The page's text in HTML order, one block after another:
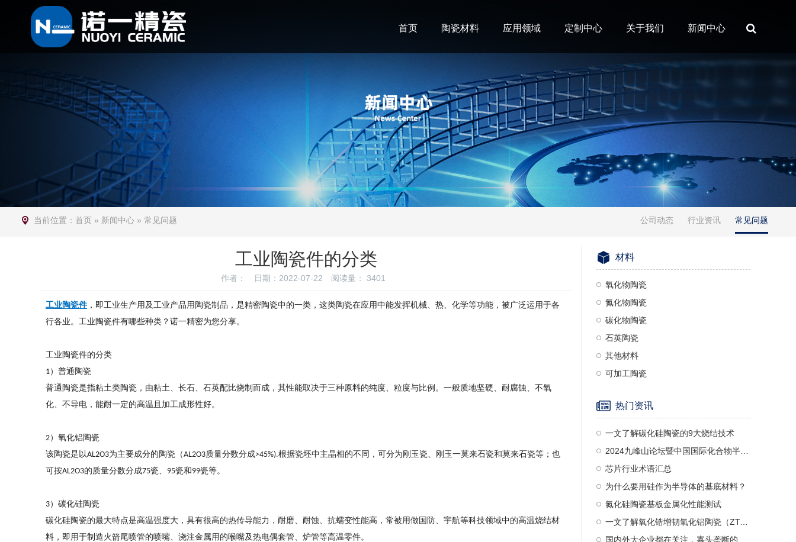
首页 陶瓷材料 应用领域 定制中心 关于我们 新闻中心
当前位置： 首页 » 新闻中心 » 常见问题 公司动态 行业资讯 常见问题
工业陶瓷件的分类
作者： 日期：2022-07-22 阅读量： 3401
工业陶瓷件，即工业生产用及工业产品用陶瓷制品，是精密陶瓷中的一类，这类陶瓷在应用中能发挥机械、热、化学等功能，被广泛运用于各
行各业。工业陶瓷件有哪些种类？诺一精密为您分享。
工业陶瓷件的分类
1）普通陶瓷
普通陶瓷是指粘土类陶瓷，由粘土、长石、石英配比烧制而成，其性能取决于三种原料的纯度、粒度与比例。一般质地坚硬、耐腐蚀、不氧
化、不导电，能耐一定的高温且加工成形性好。
2）氧化铝陶瓷
该陶瓷是以AL2O3为主要成分的陶瓷（AL2O3质量分数分成>45%).根据瓷坯中主晶相的不同，可分为刚玉瓷、刚玉一莫来石瓷和莫来石瓷等；也
可按AL2O3的质量分数分成75瓷、 95瓷和 99瓷等。
3）碳化硅陶瓷
碳化硅陶瓷的最大特点是高温强度大，具有很高的热传导能力，耐磨、耐蚀、抗蠕变性能高，常被用做国防、宇航等科技领域中的高温烧结材
料，即用于制造火箭尾喷管的喷嘴、浇注金属用的喉嘴及热电偶套管、炉管等高温零件。
材料
氧化物陶瓷
氮化物陶瓷
碳化物陶瓷
石英陶瓷
其他材料
可加工陶瓷
热门资讯
一文了解碳化硅陶瓷的9大烧结技术
芯片行业术语汇总
为什么要用硅作为半导体的基底材料？
氮化硅陶瓷基板金属化性能测试
一文了解氧化锆增韧氧化铝陶瓷（ZTA）及其应用